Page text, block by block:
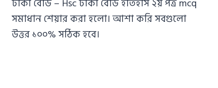
ঢাকা বোর্ড – Hsc ঢাকা বোর্ড ইতিহাস ২য় পত্র mcq
সমাধান শেয়ার করা হলো। আশা করি সবগুলো
উত্তর ১০০% সঠিক হবে।